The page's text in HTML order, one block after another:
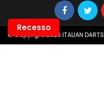
© Copyright 2026 ITALIAN DARTS
Recesso